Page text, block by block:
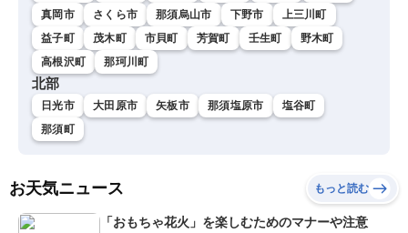
真岡市
さくら市 那須烏山市 下野市
上三川町
益子町
茂木町 市貝町 芳賀町 壬生町
野木町
高根沢町
那珂川町
北部
日光市 大田原市 矢板市 那須塩原市
塩谷町
那須町
お天気ニュース もっと読む
「おもちゃ花火」を楽しむためのマナーや注意